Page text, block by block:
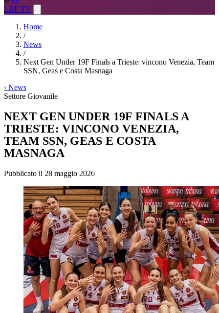
LBF TV
Home
/
News
/
Next Gen Under 19F Finals a Trieste: vincono Venezia, Team
SSN, Geas e Costa Masnaga
‹ News
Settore Giovanile
NEXT GEN UNDER 19F FINALS A
TRIESTE: VINCONO VENEZIA,
TEAM SSN, GEAS E COSTA
MASNAGA
Pubblicato il 28 maggio 2026